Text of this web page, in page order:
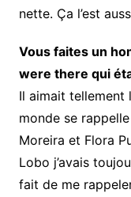
nette. Ça l’est
Vous faites un
were there qui
Il aimait tellement
monde se
Moreira et Flora
Lobo j’avais
fait de me